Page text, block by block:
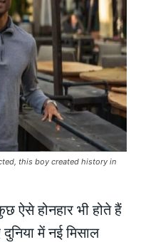
this boy created history in
ऐसे होनहार भी होते हैं
में नई मिसाल